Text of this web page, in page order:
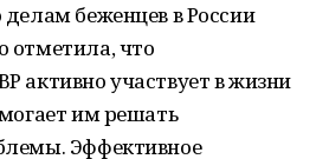
беженцев в России
отметила, что
активно участвует в жизни
им решать
Эффективное